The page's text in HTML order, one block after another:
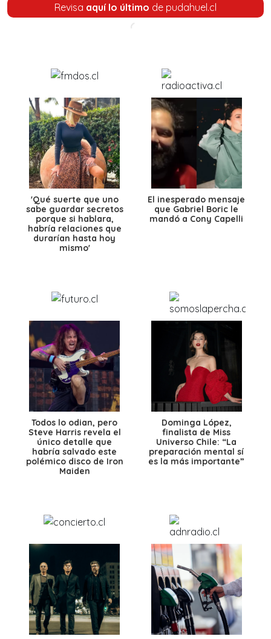
Revisa aquí lo último de pudahuel.cl
'Qué suerte que uno
sabe guardar secretos
porque si hablara,
habría relaciones que
durarían hasta hoy
mismo'
El inesperado mensaje
que Gabriel Boric le
mandó a Cony Capelli
Todos lo odian, pero
Steve Harris revela el
único detalle que
habría salvado este
polémico disco de Iron
Maiden
Dominga López,
finalista de Miss
Universo Chile: “La
preparación mental sí
es la más importante”